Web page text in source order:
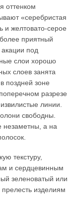
оттенком
«серебристая
и желтовато-серое
приятный
под
слои хорошо
слоев занята
поздней зоне
разрезе
линии.
свободны.
незаметны, а на
текстуру,
и сердцевинным
зеленоватый или
изделиям